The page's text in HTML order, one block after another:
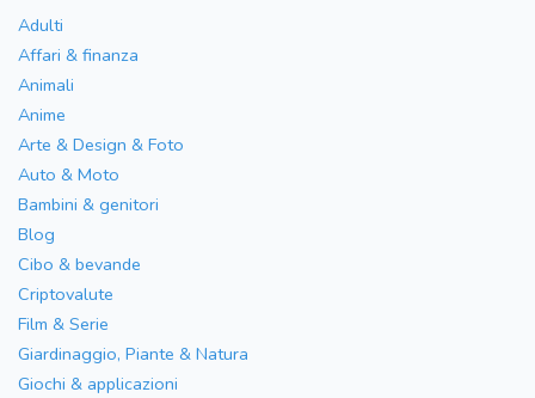
Adulti
Affari & finanza
Animali
Anime
Arte & Design & Foto
Auto & Moto
Bambini & genitori
Blog
Cibo & bevande
Criptovalute
Film & Serie
Giardinaggio, Piante & Natura
Giochi & applicazioni